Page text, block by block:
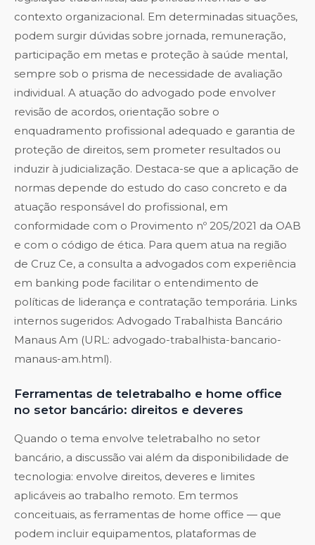
contexto organizacional. Em determinadas situações,
podem surgir dúvidas sobre jornada, remuneração,
participação em metas e proteção à saúde mental,
sempre sob o prisma de necessidade de avaliação
individual. A atuação do advogado pode envolver
revisão de acordos, orientação sobre o
enquadramento profissional adequado e garantia de
proteção de direitos, sem prometer resultados ou
induzir à judicialização. Destaca-se que a aplicação de
normas depende do estudo do caso concreto e da
atuação responsável do profissional, em
conformidade com o Provimento nº 205/2021 da OAB
e com o código de ética. Para quem atua na região
de Cruz Ce, a consulta a advogados com experiência
em banking pode facilitar o entendimento de
políticas de liderança e contratação temporária. Links
internos sugeridos: Advogado Trabalhista Bancário
Manaus Am (URL: advogado-trabalhista-bancario-
manaus-am.html).
Ferramentas de teletrabalho e home office
no setor bancário: direitos e deveres
Quando o tema envolve teletrabalho no setor
bancário, a discussão vai além da disponibilidade de
tecnologia: envolve direitos, deveres e limites
aplicáveis ao trabalho remoto. Em termos
conceituais, as ferramentas de home office — que
podem incluir equipamentos, plataformas de